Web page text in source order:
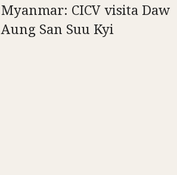
Myanmar: CICV visita Daw
Aung San Suu Kyi